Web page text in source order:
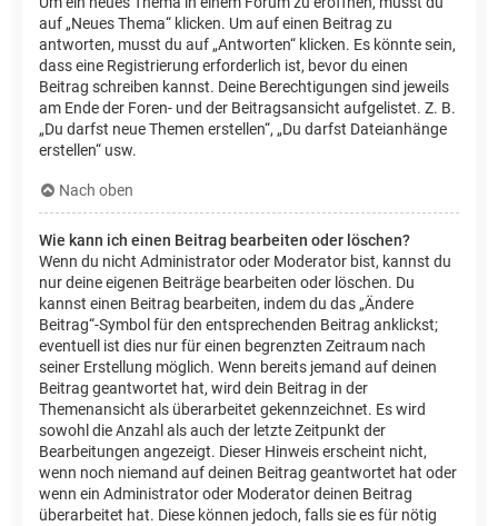
auf „Neues Thema“ klicken. Um auf einen Beitrag zu
antworten, musst du auf „Antworten“ klicken. Es könnte sein,
dass eine Registrierung erforderlich ist, bevor du einen
Beitrag schreiben kannst. Deine Berechtigungen sind jeweils
am Ende der Foren- und der Beitragsansicht aufgelistet. Z. B.
„Du darfst neue Themen erstellen“, „Du darfst Dateianhänge
erstellen“ usw.
Nach oben
Wie kann ich einen Beitrag bearbeiten oder löschen?
Wenn du nicht Administrator oder Moderator bist, kannst du
nur deine eigenen Beiträge bearbeiten oder löschen. Du
kannst einen Beitrag bearbeiten, indem du das „Ändere
Beitrag“-Symbol für den entsprechenden Beitrag anklickst;
eventuell ist dies nur für einen begrenzten Zeitraum nach
seiner Erstellung möglich. Wenn bereits jemand auf deinen
Beitrag geantwortet hat, wird dein Beitrag in der
Themenansicht als überarbeitet gekennzeichnet. Es wird
sowohl die Anzahl als auch der letzte Zeitpunkt der
Bearbeitungen angezeigt. Dieser Hinweis erscheint nicht,
wenn noch niemand auf deinen Beitrag geantwortet hat oder
wenn ein Administrator oder Moderator deinen Beitrag
überarbeitet hat. Diese können jedoch, falls sie es für nötig